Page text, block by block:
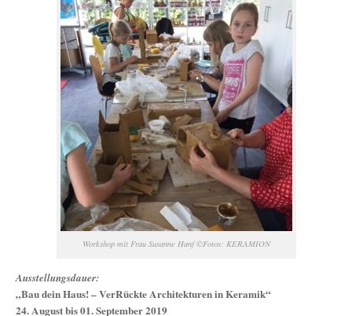
Workshop mit Frau Susanne Hanf ©Fotos: KERAMION
Ausstellungsdauer:
„Bau dein Haus! – VerRückte Architekturen in Keramik“
24. August bis 01. September 2019